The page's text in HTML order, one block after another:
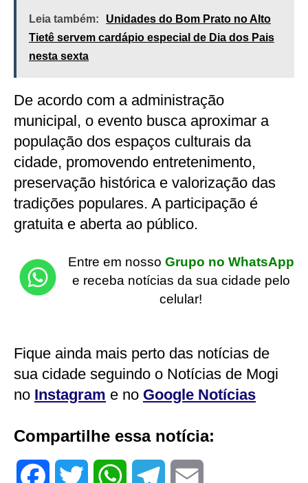
Leia também:
Unidades do Bom Prato no Alto
Tietê servem cardápio especial de Dia dos Pais
nesta sexta
De acordo com a administração
municipal, o evento busca aproximar a
população dos espaços culturais da
cidade, promovendo entretenimento,
preservação histórica e valorização das
tradições populares. A participação é
gratuita e aberta ao público.
Entre em nosso Grupo no WhatsApp
e receba notícias da sua cidade pelo
celular!
Fique ainda mais perto das notícias de
sua cidade seguindo o Notícias de Mogi
no Instagram e no Google Notícias
Compartilhe essa notícia: